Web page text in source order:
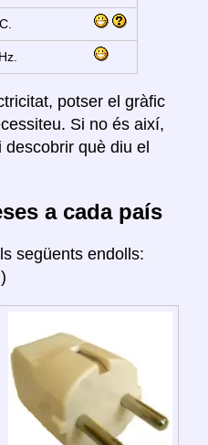
potser el gràfic
Si no és així,
què diu el
a cada país
següents endolls: